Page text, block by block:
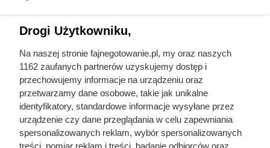
Często zadawane pytania
Jak usmażyć stek
Drogi Użytkowniku,
Na naszej stronie fajnegotowanie.pl, my oraz naszych
1162 zaufanych partnerów uzyskujemy dostęp i
przechowujemy informacje na urządzeniu oraz
przetwarzamy dane osobowe, takie jak unikalne
identyfikatory, standardowe informacje wysyłane przez
urządzenie czy dane przeglądania w celu zapewniania
spersonalizowanych reklam, wybór spersonalizowanych
treści, pomiar reklam i treści, badanie odbiorców oraz